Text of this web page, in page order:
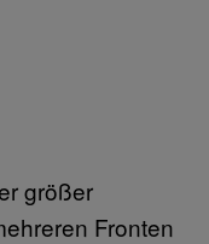
größer
Fronten